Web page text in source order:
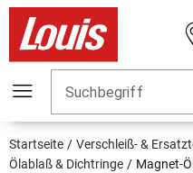
Suchbegriff
Startseite Verschleiß- &
Ölablaß & Dichtringe
Magnet-